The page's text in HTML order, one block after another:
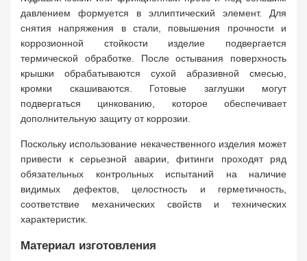
давлением формуется в эллиптический элемент. Для
снятия напряжения в стали, повышения прочности и
коррозионной стойкости изделие подвергается
термической обработке. После остывания поверхность
крышки обрабатываются сухой абразивной смесью,
кромки скашиваются. Готовые заглушки могут
подвергаться цинкованию, которое обеспечивает
дополнительную защиту от коррозии.
Поскольку использование некачественного изделия может
привести к серьезной аварии, фитинги проходят ряд
обязательных контрольных испытаний на наличие
видимых дефектов, целостность и герметичность,
соответствие механических свойств и технических
характеристик.
Материал изготовления